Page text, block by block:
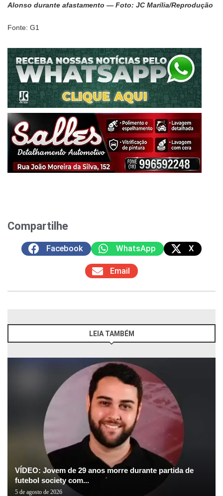
Alonso durante afastamento — Foto: JC Marília/Reprodução
Fonte: G1
Compartilhe
Facebook WhatsApp X
Email
LEIA TAMBÉM
VÍDEO: Jovem de 29 anos morre durante partida de
futebol society com...
5 de agosto de 2026